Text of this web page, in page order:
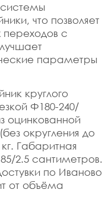
что позволяет
переходов с
параметры
круглого
Ф180-240/
оцинкованной
округления до
Габаритная
2.5 сантиметров.
по Иваново
от объёма